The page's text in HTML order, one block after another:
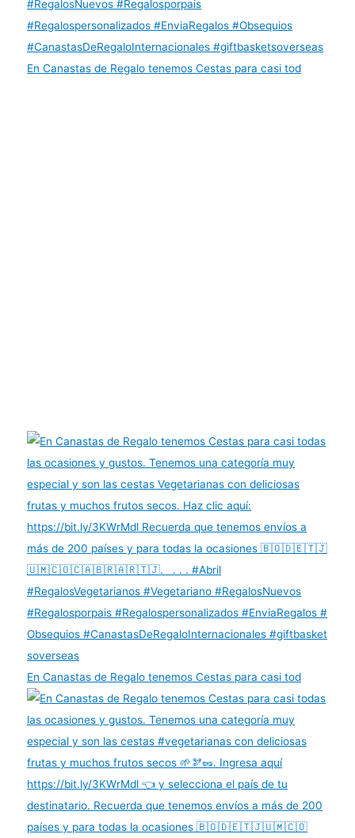
En Canastas de Regalo tenemos Cestas para casi tod
En Canastas de Regalo tenemos Cestas para casi tod